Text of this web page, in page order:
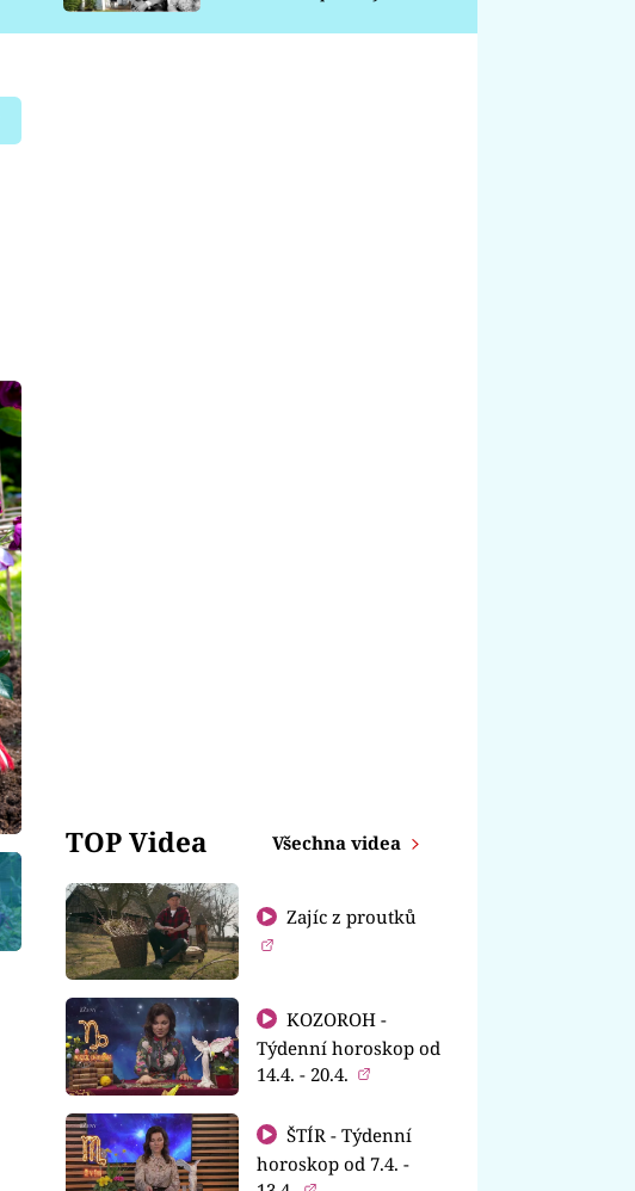
TOP Videa Všechna videa
Zajíc z proutků
KOZOROH -
Týdenní horoskop od
14.4. - 20.4.
ŠTÍR - Týdenní
horoskop od 7.4. -